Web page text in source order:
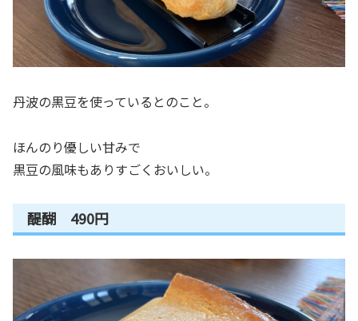
丹波の黒豆を使っているとのこと。
ほんのり優しい甘みで
黒豆の風味もありすごくおいしい。
醍醐 490円